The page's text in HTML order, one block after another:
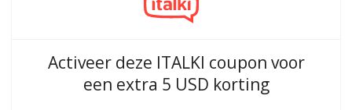
Activeer deze ITALKI coupon voor
een extra 5 USD korting